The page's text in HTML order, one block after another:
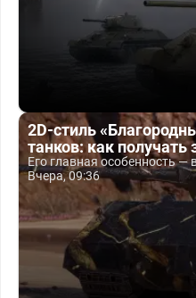
2D-стиль
танков: как получать
Его главная особенность
Вчера, 09:36